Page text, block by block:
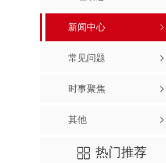
新闻中心
常见问题
时事聚焦
其他
热门推荐